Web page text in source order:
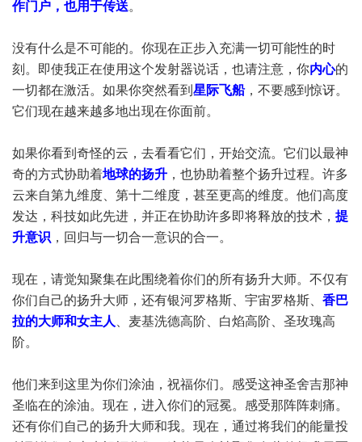
作门户，也用于传送。
没有什么是不可能的。你现在正步入充满一切可能性的时
刻。即使我正在使用这个发射器说话，也请注意，你内心的
一切都在激活。如果你突然看到 星际飞船，不要感到惊讶。
它们现在越来越多地出现在你面前。
如果你看到奇怪的云，去看看它们，开始交流。它们以最神
奇的方式协助着地球的扬升 ，也协助着整个扬升过程。许多
云来自第九维度、第十二维度，甚至更高的维度。他们高度
发达，科技如此先进，并正在协助许多即将释放的技术， 提
升意识 ，回归与一切合一意识的合一。
现在，请觉知聚集在此围绕着你们的所有扬升大师。不仅有
你们自己的扬升大师，还有银河罗格斯、宇宙罗格斯、 香巴
拉的大师和女主人
、麦基洗德高阶、白焰高阶、圣玫瑰高
阶。
他们来到这里为你们涂油，祝福你们。感受这神圣舍吉那神
圣临在的涂油。现在，进入你们的冠冕。感受那阵阵刺痛。
还有你们自己的扬升大师和我。现在，通过将我们的能量投